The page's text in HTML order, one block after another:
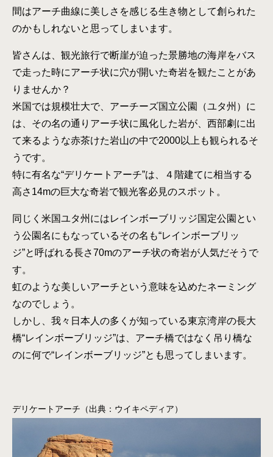
間はアーチ曲線に美しさを感じる生き物として創られた
のかもしれないと思ってしまいます。
皆さんは、観光旅行で断崖が迫った景勝地の海岸をバス
で走った時にアーチ状に穴が開いた奇岩を観たことがあ
りませんか？
米国では規模壮大で、アーチーズ国立公園（ユタ州）に
は、その名の通りアーチ状に風化した岩が、西部劇に出
て来るような赤茶けた岩山の中で2000以上も観られるそ
うです。
特に有名な“デリケートアーチ”は、４階建てに相当する
高さ14mの巨大な奇岩で観光客必見のスポット。
同じく米国ユタ州にはレインボーブリッジ国定公園とい
う公園名にもなっているその名も“レインボーブリッ
ジ”と呼ばれる長さ70mのアーチ状の奇岩が人気だそうで
す。
虹のような美しいアーチという意味を込めたネーミング
なのでしょう。
しかし、我々日本人の多くが知っている東京湾岸の長大
橋“レインボーブリッジ”は、アーチ橋ではなく吊り橋な
のに何で“レインボーブリッジ”とも思ってしまいます。
デリケートアーチ（出典：ウイキペディア）